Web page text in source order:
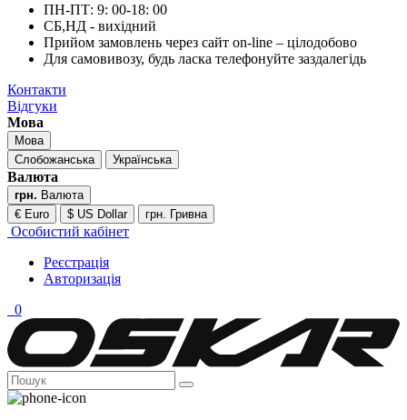
ПН-ПТ: 9: 00-18: 00
СБ,НД - вихідний
Прийом замовлень через сайт on-line – цілодобово
Для самовивозу, будь ласка телефонуйте заздалегідь
Контакти
Відгуки
Мова
Мова
Слобожанська
Українська
Валюта
грн. Валюта
€ Euro
$ US Dollar грн. Гривна
Особистий кабінет
Реєстрація
Авторизація
0